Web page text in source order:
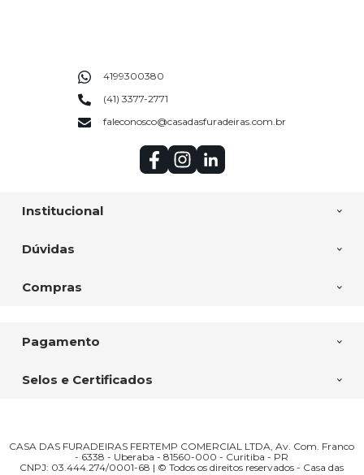
Institucional
Dúvidas
Compras
4199300380
(41) 3377-2771
faleconosco@casadasfuradeiras.com.br
Pagamento
Selos e Certificados
CASA DAS FURADEIRAS FERTEMP COMERCIAL LTDA, Av. Com. Franco
- 6338 - Uberaba - 81560-000 - Curitiba - PR
CNPJ: 03.444.274/0001-68 | © Todos os direitos reservados - Casa das